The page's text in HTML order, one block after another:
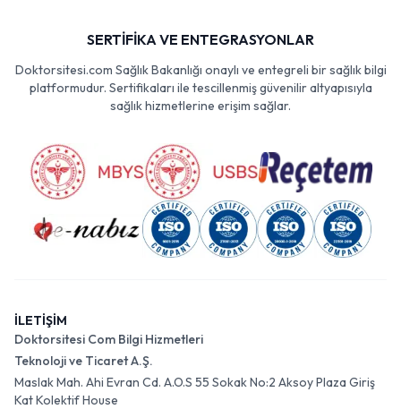
SERTİFİKA VE ENTEGRASYONLAR
Doktorsitesi.com Sağlık Bakanlığı onaylı ve entegreli bir sağlık bilgi
platformudur. Sertifikaları ile tescillenmiş güvenilir altyapısıyla
sağlık hizmetlerine erişim sağlar.
İLETİŞİM
Doktorsitesi Com Bilgi Hizmetleri
Teknoloji ve Ticaret A.Ş.
Maslak Mah. Ahi Evran Cd. A.O.S 55 Sokak No:2 Aksoy Plaza Giriş
Kat Kolektif House